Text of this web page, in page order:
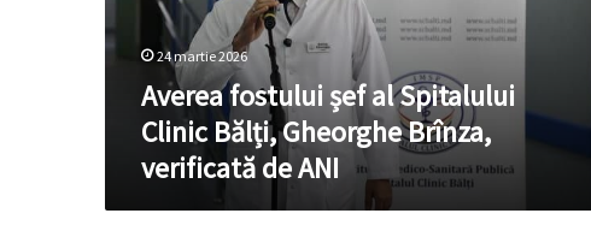
Gheorghe
Brînza,
verificată
24 martie 2026
Averea fostului șef al Spitalului
Clinic Bălți, Gheorghe Brînza,
verificată de ANI